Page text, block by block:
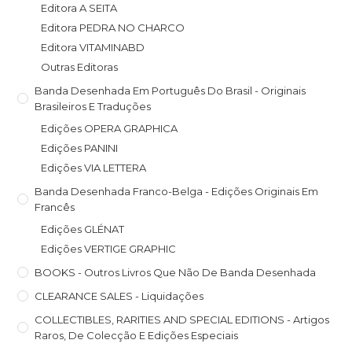
Editora A SEITA
Editora PEDRA NO CHARCO
Editora VITAMINABD
Outras Editoras
Banda Desenhada Em Português Do Brasil - Originais
Brasileiros E Traduções
Edições OPERA GRAPHICA
Edições PANINI
Edições VIA LETTERA
Banda Desenhada Franco-Belga - Edições Originais Em
Francês
Edições GLÉNAT
Edições VERTIGE GRAPHIC
BOOKS - Outros Livros Que Não De Banda Desenhada
CLEARANCE SALES - Liquidações
COLLECTIBLES, RARITIES AND SPECIAL EDITIONS - Artigos
Raros, De Colecção E Edições Especiais